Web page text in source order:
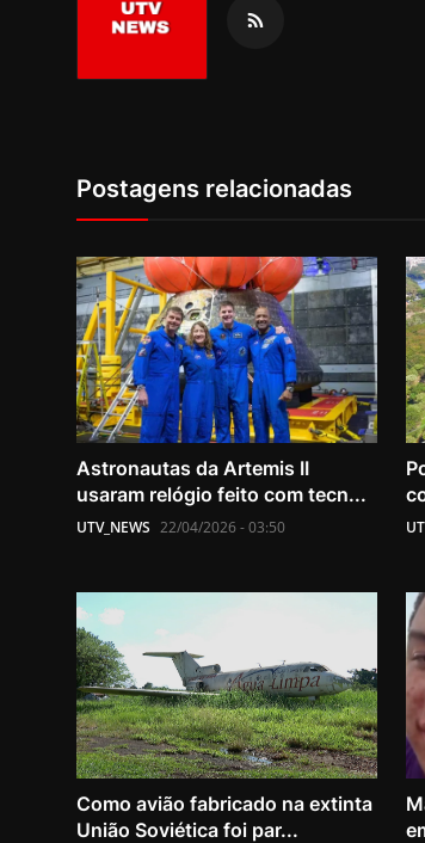
Postagens relacionadas
Astronautas da Artemis II
usaram relógio feito com tecn...
UTV_NEWS 22/04/2026 - 03:50
Como avião fabricado na extinta
União Soviética foi par...